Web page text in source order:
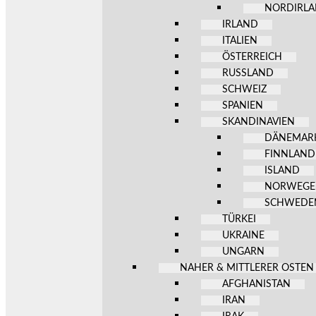
IRLAND
ITALIEN
ÖSTERREICH
RUSSLAND
SCHWEIZ
SPANIEN
SKANDINAVIEN
FINNLAND
ISLAND
TÜRKEI
UKRAINE
UNGARN
NAHER & MITTLERER OSTEN
AFGHANISTAN
IRAN